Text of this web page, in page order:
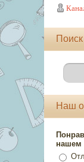
Поиск
Наш
нашем